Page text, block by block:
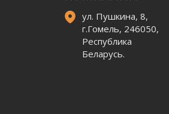
ул. Пушкина, 8,
г.Гомель, 246050,
Республика
Беларусь.